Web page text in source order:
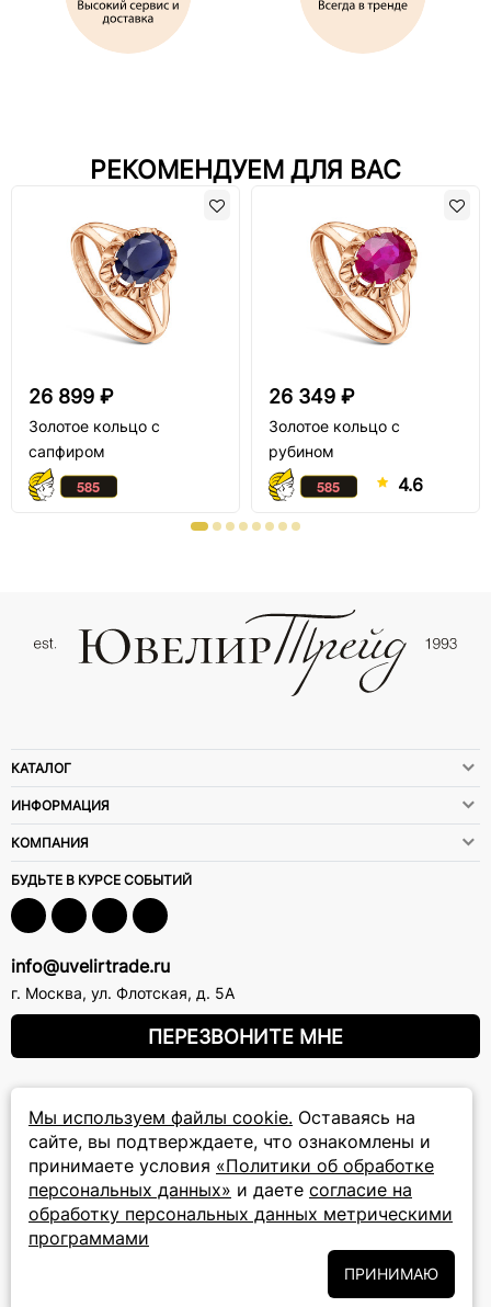
РЕКОМЕНДУЕМ ДЛЯ ВАС
26 899 ₽
Золотое кольцо с
сапфиром
26 349 ₽
Золотое кольцо с
рубином
4.6
Мы используем файлы cookie. Оставаясь на
сайте, вы подтверждаете, что ознакомлены и
принимаете условия «Политики об обработке
персональных данных» и даете согласие на
обработку персональных данных метрическими
программами
ПРИНИМАЮ
КАТАЛОГ
ИНФОРМАЦИЯ
КОМПАНИЯ
БУДЬТЕ В КУРСЕ СОБЫТИЙ
info@uvelirtrade.ru
г. Москва, ул. Флотская, д. 5А
ПЕРЕЗВОНИТЕ МНЕ
прием звонков: круглосуточно
ПОДПИСКА НА РАССЫЛКУ
Подписаться на новости
Подписываясь на рассылку, вы соглашаетесь с условиямиПолитики
и даёте своё согласие на их